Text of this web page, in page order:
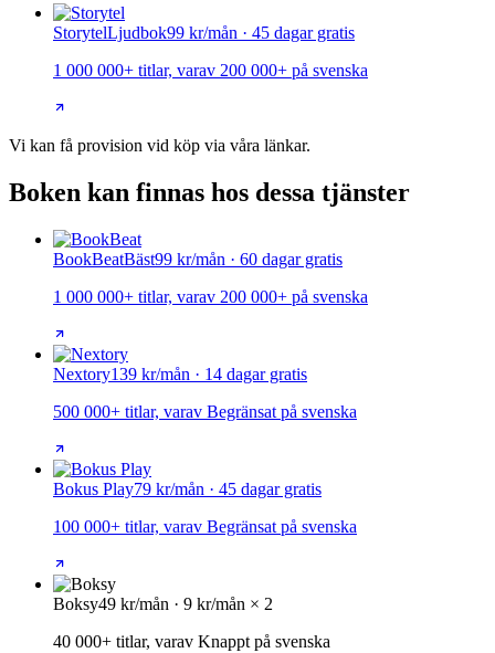
StorytelLjudbok99 kr/mån · 45 dagar gratis
1 000 000+ titlar, varav 200 000+ på svenska
Vi kan få provision vid köp via våra länkar.
Boken kan finnas hos dessa tjänster
BookBeatBäst99 kr/mån · 60 dagar gratis
1 000 000+ titlar, varav 200 000+ på svenska
Nextory139 kr/mån · 14 dagar gratis
500 000+ titlar, varav Begränsat på svenska
Bokus Play79 kr/mån · 45 dagar gratis
100 000+ titlar, varav Begränsat på svenska
Boksy49 kr/mån · 9 kr/mån × 2
40 000+ titlar, varav Knappt på svenska